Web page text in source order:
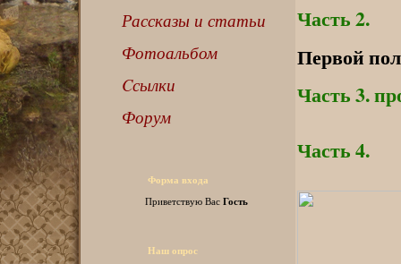
Рассказы и статьи
Фотоальбом
Cсылки
Форум
Форма входа
Приветствую Вас Гость
Наш опрос
Часть 2.
Первой
Часть 3.
Часть 4.